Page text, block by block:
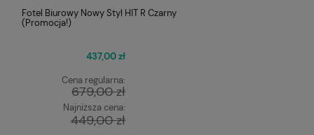
Fotel Biurowy Nowy Styl HIT R Czarny
(Promocja!)
437,00 zł
Cena regularna:
679,00 zł
Najniższa cena:
449,00 zł